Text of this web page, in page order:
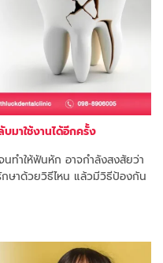
มาใช้งานได้อีกครั้ง
ทำให้ฟันหัก อาจกำลังสงสัยว่า
กษาด้วยวิธีไหน แล้วมีวิธีป้องกัน